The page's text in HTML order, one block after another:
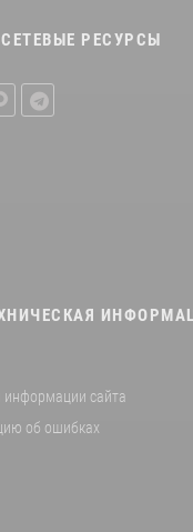
РЕСУРСЫ
информации сайта
об ошибках